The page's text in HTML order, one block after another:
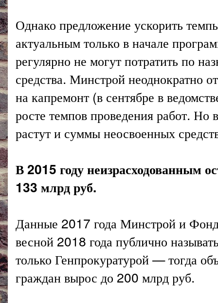
Однако предложение ускорить
актуальным только в начале
регулярно не могут потратить по
средства. Минстрой неоднократно
на капремонт (в сентябре в
росте темпов проведения работ. Но
растут и суммы неосвоенных
В 2015 году неизрасходованным
133 млрд руб.
Данные 2017 года Минстрой и
весной 2018 года публично
только Генпрокуратурой — тогда
граждан вырос до 200 млрд руб.